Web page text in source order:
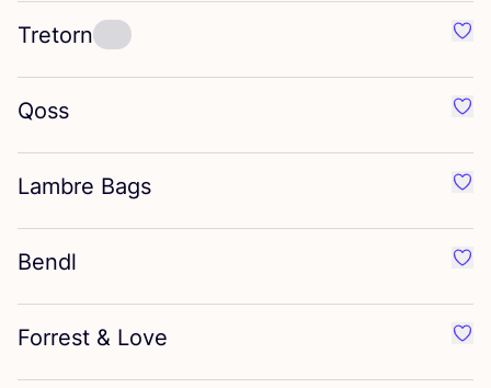
Tretorn
Qoss
Lambre Bags
Bendl
Forrest & Love